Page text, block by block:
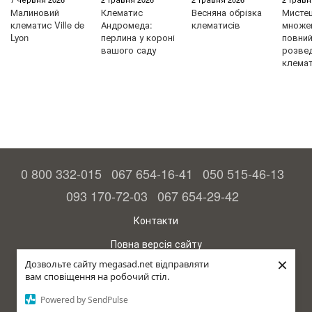
Дозвольте сайту megasad.net відправляти
вам сповіщення на робочий стіл.
Powered by SendPulse
×
Малиновий
клематис Ville de
Lyon
Клематис
Андромеда:
перлина у короні
вашого саду
Весняна обрізка
клематисів
повний
0 800 332-015 067 654-16-41
050 515-46-13
093 170-72-03 067 654-29-42
Контакти
Повна версія сайту
© 2015—2026
Megasad – гарантія високого врожаю
рус (країна-терорист)